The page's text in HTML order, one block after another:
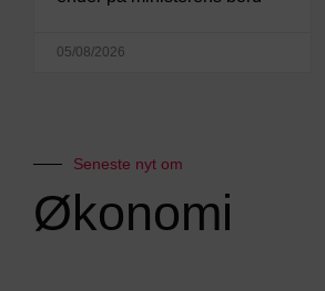
05/08/2026
Seneste nyt om
Økonomi